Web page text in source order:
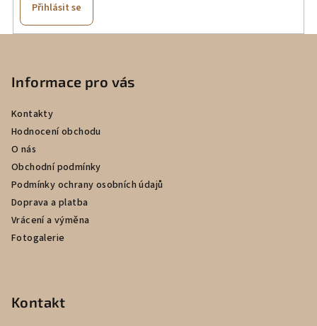
Přihlásit se
Informace pro vás
Kontakty
Hodnocení obchodu
O nás
Obchodní podmínky
Podmínky ochrany osobních údajů
Doprava a platba
Vrácení a výměna
Fotogalerie
Kontakt